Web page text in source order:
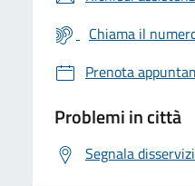
Chiama il
Prenota
Problemi in città
Segnala